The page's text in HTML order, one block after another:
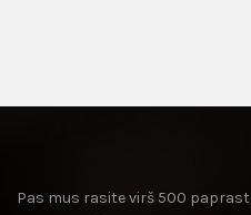
Pas mus rasite virš 500